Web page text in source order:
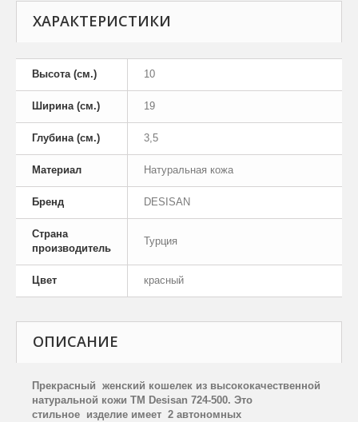
ХАРАКТЕРИСТИКИ
Высота (см.) 10
Ширина (см.) 19
Глубина (см.) 3,5
Материал Натуральная кожа
Бренд DESISAN
Страна
производитель
Турция
Цвет красный
ОПИСАНИЕ
Прекрасный женский кошелек из высококачественной
натуральной кожи TM Desisan 724-500. Это
стильное изделие имеет 2 автономных